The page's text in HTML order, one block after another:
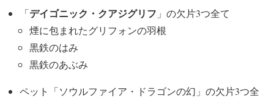
「デイゴニック・クアジグリフ 」の欠片3つ全て
煙に包まれたグリフォンの羽根
黒鉄のはみ
黒鉄のあぶみ
ペット「ソウルファイア・ドラゴンの幻」の欠片3つ全